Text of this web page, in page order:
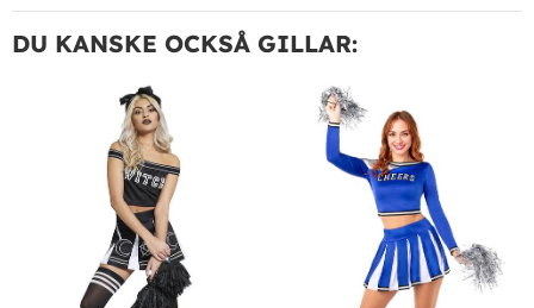
DU KANSKE OCKSÅ GILLAR: